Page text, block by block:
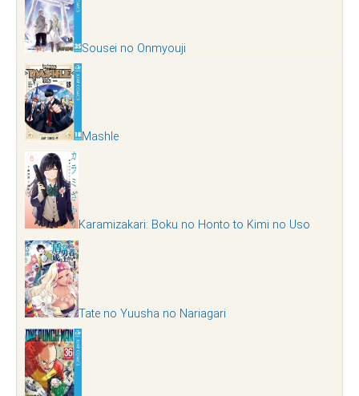
Sousei no Onmyouji
Mashle
Karamizakari: Boku no Honto to Kimi no Uso
Tate no Yuusha no Nariagari